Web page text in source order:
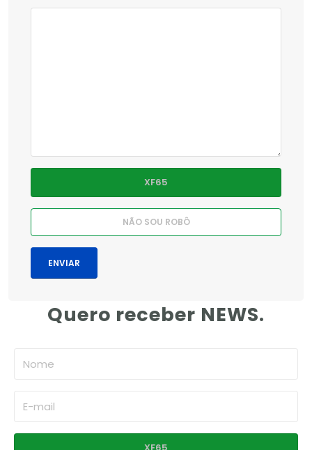
Quero receber NEWS.